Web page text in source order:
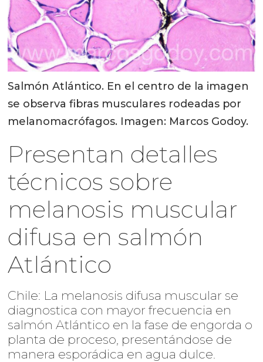
Salmón Atlántico. En el centro de la imagen
se observa fibras musculares rodeadas por
melanomacrófagos. Imagen: Marcos Godoy.
Presentan detalles
técnicos sobre
melanosis muscular
difusa en salmón
Atlántico
Chile: La melanosis difusa muscular se
diagnostica con mayor frecuencia en
salmón Atlántico en la fase de engorda o
planta de proceso, presentándose de
manera esporádica en agua dulce.